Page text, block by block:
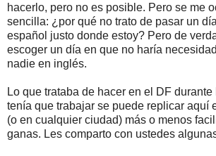
hacerlo, pero no es posible. Pero se me
sencilla: ¿por qué no trato de pasar un
español justo donde estoy? Pero de
escoger un día en que no haría
nadie en inglés.
Lo que trataba de hacer en el DF
tenía que trabajar se puede replicar aquí
(o en cualquier ciudad) más o menos
ganas. Les comparto con ustedes